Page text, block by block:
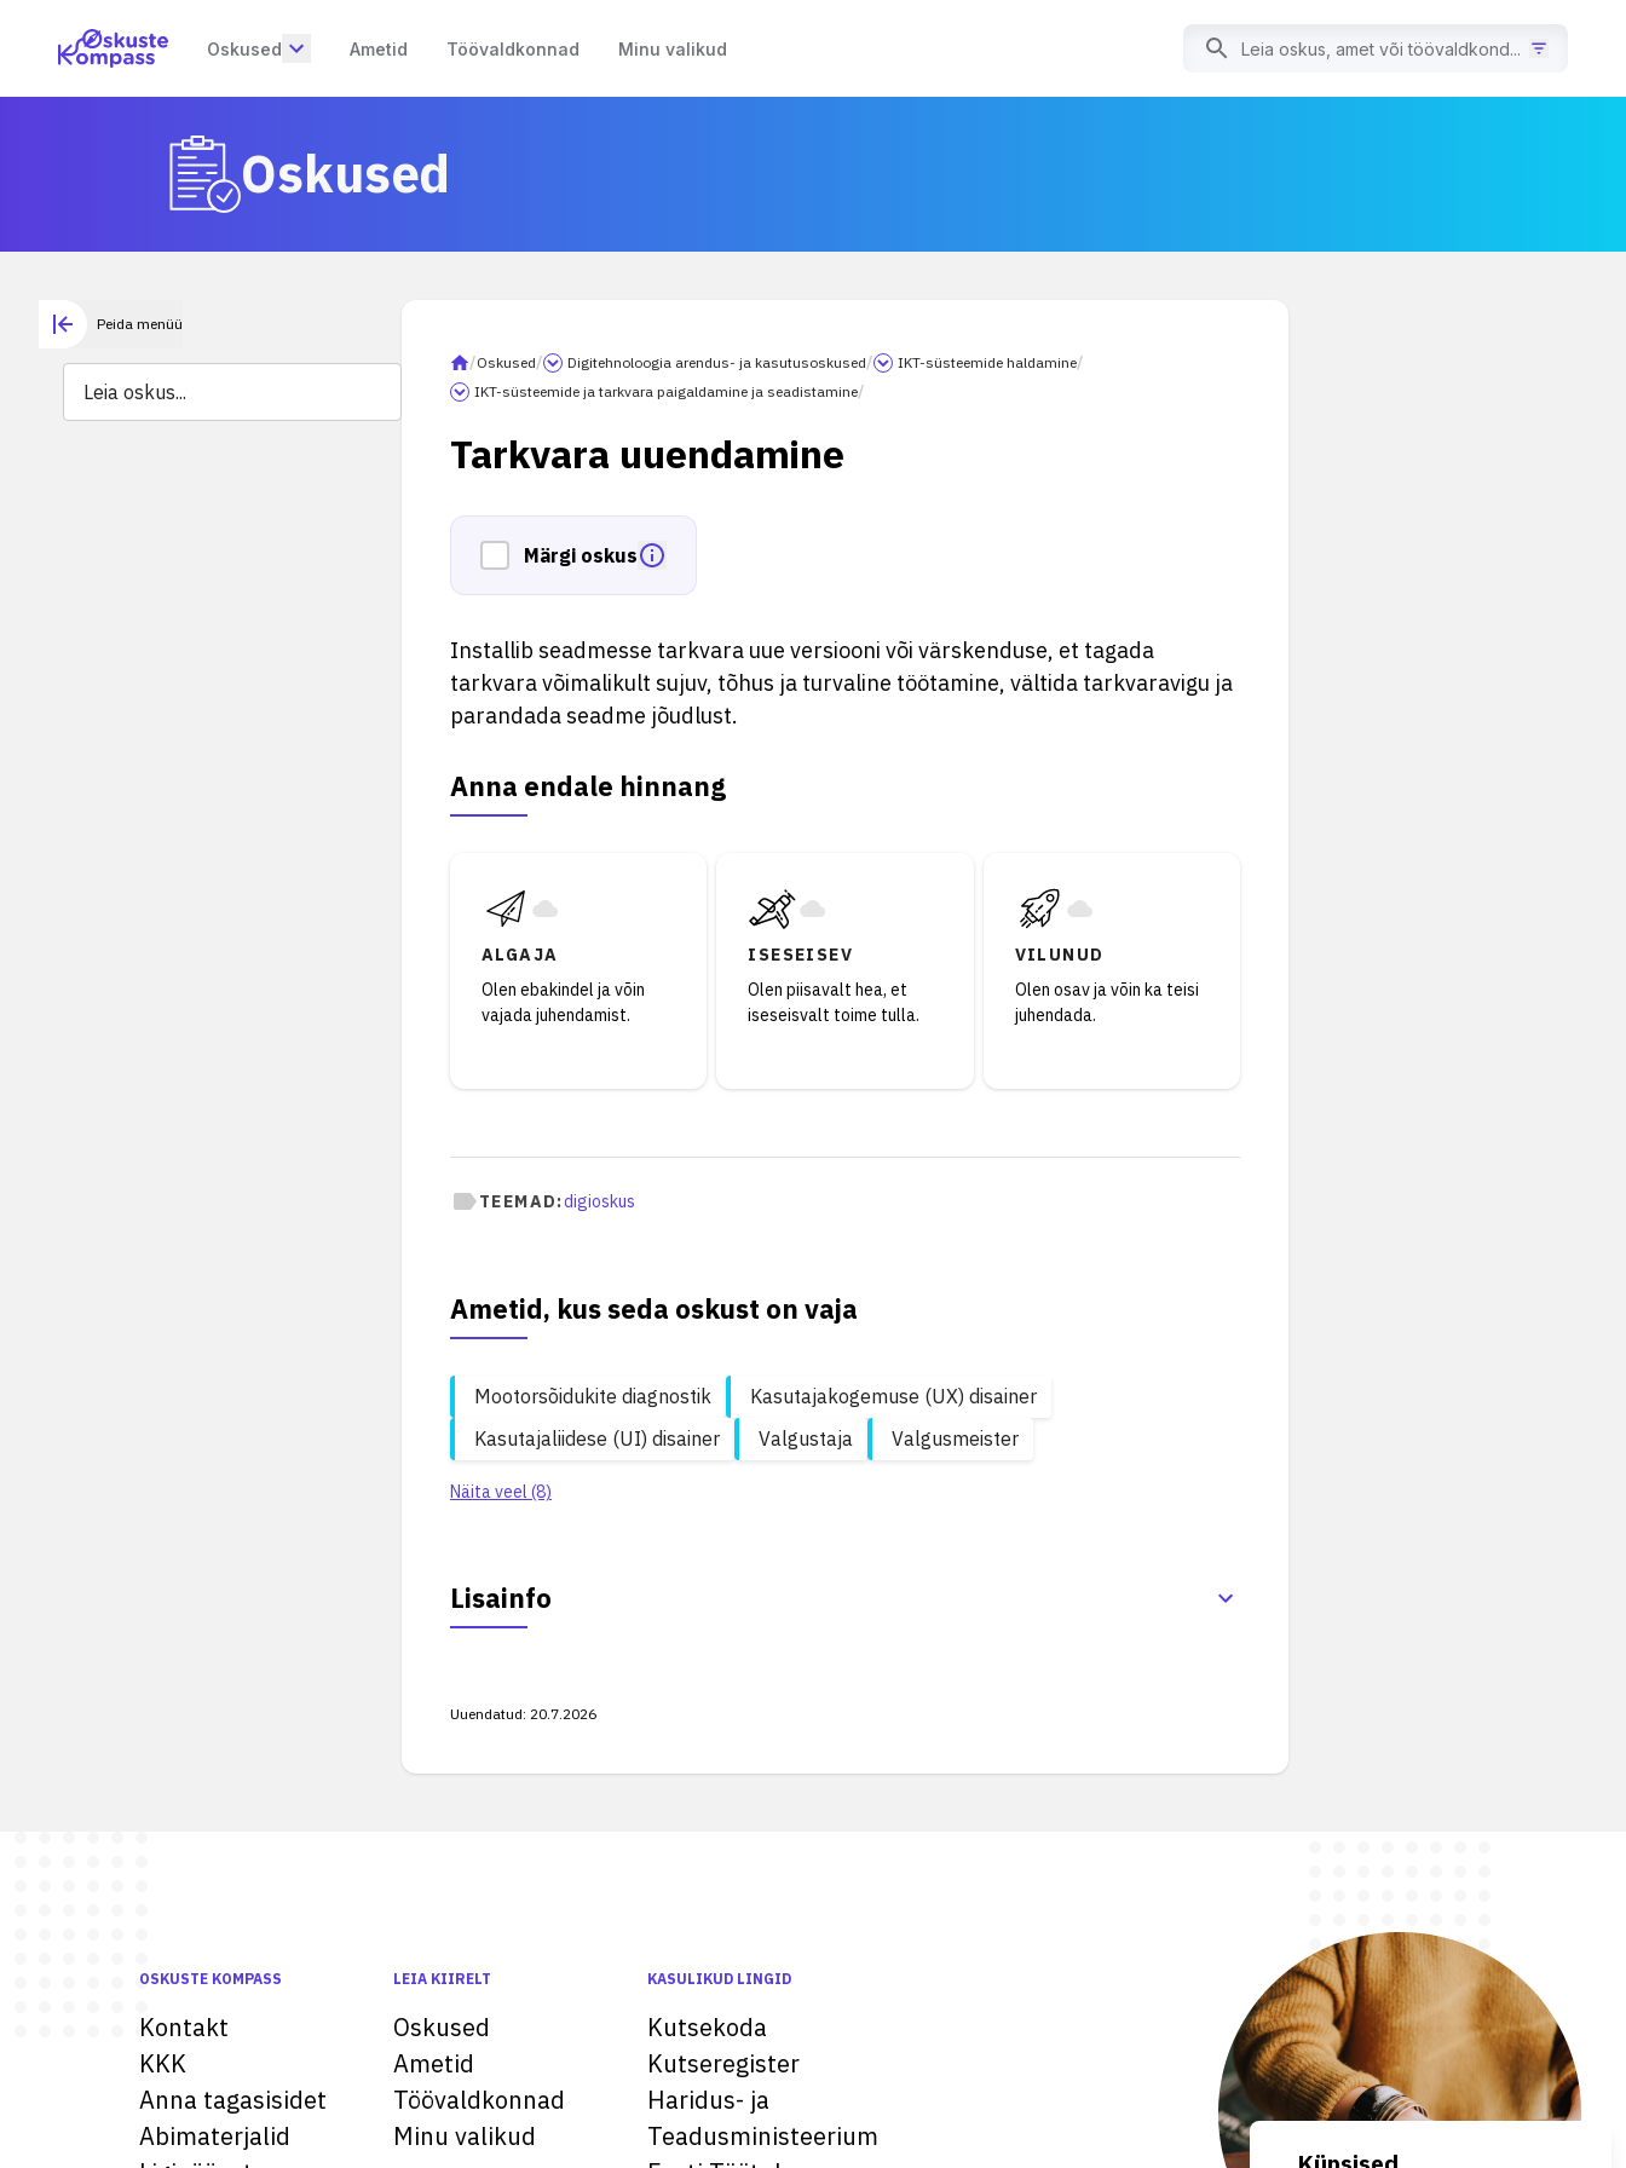
Oskused Ametid Töövaldkonnad Minu valikud
Oskused
Peida menüü
/Oskused/ Digitehnoloogia arendus- ja kasutusoskused/ IKT-süsteemide haldamine/
IKT-süsteemide ja tarkvara paigaldamine ja seadistamine/
Tarkvara uuendamine
Märgi oskus
Installib seadmesse tarkvara uue versiooni või värskenduse, et tagada
tarkvara võimalikult sujuv, tõhus ja turvaline töötamine, vältida tarkvaravigu ja
parandada seadme jõudlust.
Anna endale hinnang
ALGAJA
Olen ebakindel ja võin
vajada juhendamist.
ISESEISEV
Olen piisavalt hea, et
iseseisvalt toime tulla.
VILUNUD
Olen osav ja võin ka teisi
juhendada.
TEEMAD:digioskus
Ametid, kus seda oskust on vaja
Mootorsõidukite diagnostik
Kasutajakogemuse (UX) disainer
Kasutajaliidese (UI) disainer
Valgustaja Valgusmeister
Näita veel (8)
Lisainfo
Uuendatud: 20.7.2026
OSKUSTE KOMPASS
Kontakt
KKK
Anna tagasisidet
Abimaterjalid
LEIA KIIRELT
Oskused
Ametid
Töövaldkonnad
Minu valikud
KASULIKUD LINGID
Kutsekoda
Kutseregister
Haridus- ja
Teadusministeerium